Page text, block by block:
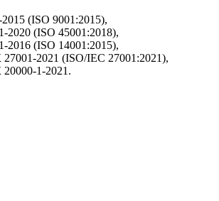
(ISO 9001:2015),
(ISO 45001:2018),
(ISO 14001:2015),
2021 (ISO/IEC 27001:2021),
1-2021.